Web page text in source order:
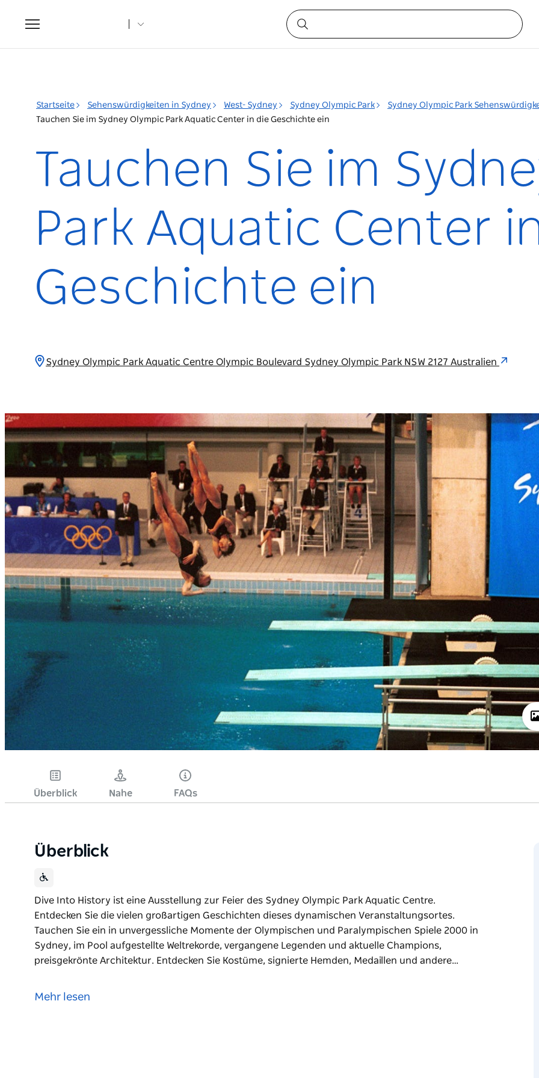
Toggle
navigation
Startseite Sehenswürdigkeiten in Sydney West- Sydney Sydney Olympic Park
Sydney Olympic Park
Tauchen Sie im Sydney Olympic Park Aquatic Center in die Geschichte ein
Tauchen Sie im
Park Aquatic Center
Geschichte ein
Sydney Olympic Park Aquatic Centre Olympic Boulevard Sydney Olympic Park NSW 2127 Australien
Überblick Nahe FAQs
Überblick
Dive Into History ist eine Ausstellung zur Feier des Sydney Olympic Park Aquatic Centre.
Entdecken Sie die vielen großartigen Geschichten dieses dynamischen Veranstaltungsortes.
Tauchen Sie ein in unvergessliche Momente der Olympischen und Paralympischen Spiele 2000 in
Sydney, im Pool aufgestellte Weltrekorde, vergangene Legenden und aktuelle Champions,
preisgekrönte Architektur. Entdecken Sie Kostüme, signierte Hemden, Medaillen und andere…
Entdecken Sie die vielen großartigen Geschichten dieses dynamischen Veranstaltungsortes.
Mehr lesen